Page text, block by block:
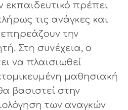
εκπαιδευτικό πρέπει
τις ανάγκες και
την
Στη συνέχεια, ο
να πλαισιωθεί
μαθησιακή
βασιστεί στην
των αναγκών